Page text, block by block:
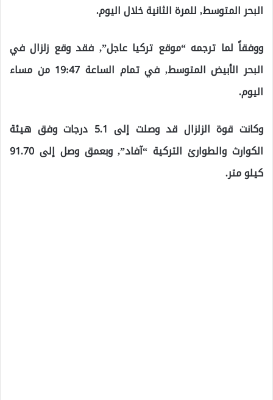
البحر المتوسط, للمرة الثانية خلال اليوم.
ووفقاً لما ترجمه “موقع تركيا عاجل”, فقد وقع زلزال في
البحر الأبيض المتوسط, في تمام الساعة 19:47 من مساء
اليوم.
وكانت قوة الزلزال قد وصلت إلى 5.1 درجات وفق هيئة
الكوارث والطوارئ التركية “آفاد”, وبعمق وصل إلى 91.70
كيلو متر.